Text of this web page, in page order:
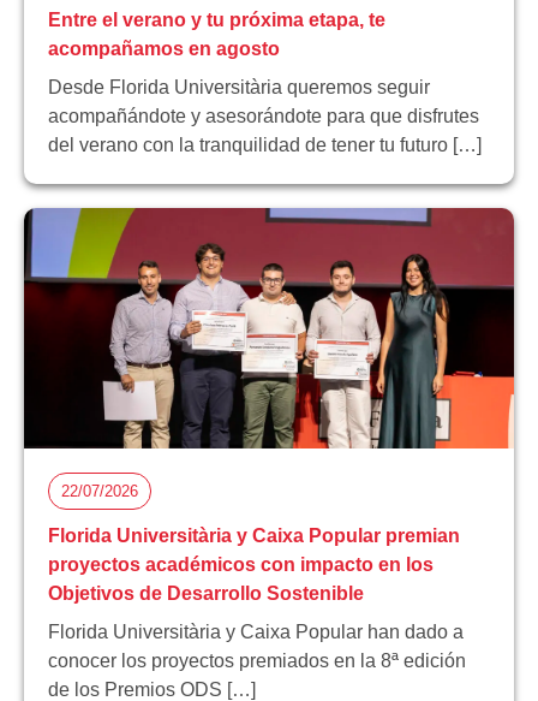
Entre el verano y tu próxima etapa, te
acompañamos en agosto
Desde Florida Universitària queremos seguir
acompañándote y asesorándote para que disfrutes
del verano con la tranquilidad de tener tu futuro […]
22/07/2026
Florida Universitària y Caixa Popular premian
proyectos académicos con impacto en los
Objetivos de Desarrollo Sostenible
Florida Universitària y Caixa Popular han dado a
conocer los proyectos premiados en la 8ª edición
de los Premios ODS […]